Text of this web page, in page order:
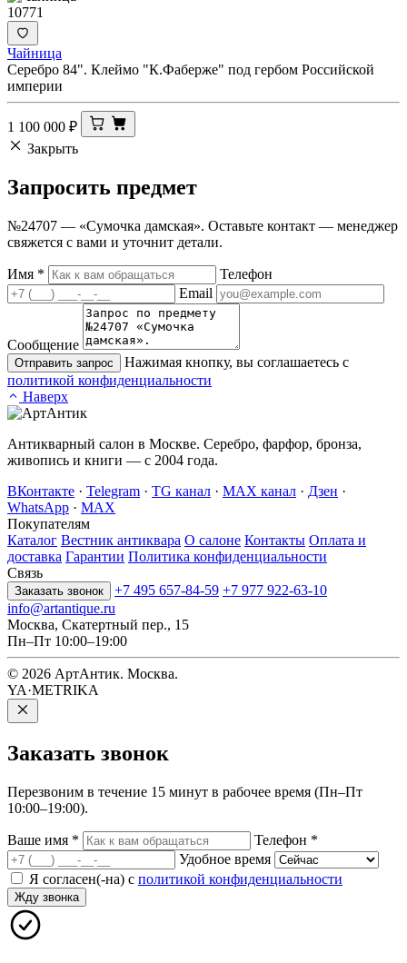
10771
Чайница
Серебро 84". Клеймо "К.Фаберже" под гербом Российской
империи
1 100 000 ₽
Закрыть
Запросить предмет
№24707 — «Сумочка дамская». Оставьте контакт — менеджер
свяжется с вами и уточнит детали.
Имя *
Телефон
Email
Сообщение
Отправить запрос
Нажимая кнопку, вы соглашаетесь с
политикой конфиденциальности
Наверх
Антикварный салон в Москве. Серебро, фарфор, бронза,
живопись и книги — с 2004 года.
ВКонтакте · Telegram · TG канал · MAX канал · Дзен ·
WhatsApp · MAX
Покупателям
Каталог Вестник антиквара О салоне Контакты Оплата и
доставка Гарантии Политика конфиденциальности
Связь
Заказать звонок +7 495 657-84-59 +7 977 922-63-10
info@artantique.ru
Москва, Скатертный пер., 15
Пн–Пт 10:00–19:00
© 2026 АртАнтик. Москва.
YA·METRIKA
Заказать звонок
Перезвоним в течение 15 минут в рабочее время (Пн–Пт
10:00–19:00).
Ваше имя * Телефон *
Удобное время
Я согласен(-на) с политикой конфиденциальности
Жду звонка